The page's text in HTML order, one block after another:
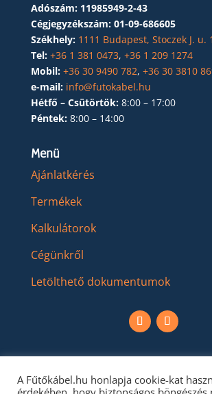
Adószám: 11985949-2-43
Cégjegyzékszám: 01-09-686605
Székhely: 1111 Budapest, Stoczek J. u.
Tel: +36 1 381 0473, +36 1 209 1274
Mobil: +36 30 9490 782, +36 30 3810
e-mail: info@futokabel.hu
Hétfő – Csütörtök: 8:00 – 17:00
Péntek: 8:00 – 14:00
Menü
Ajánlatkérés
Termékek
Kalkulátorok
Cégünkről
Letölthető dokumentumok
A Fűtőkábel.hu honlapja cookie-kat